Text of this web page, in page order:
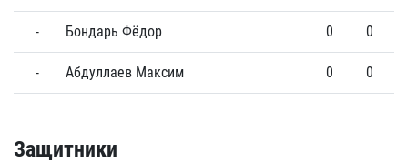
- Бондарь Фёдор 0 0
- Абдуллаев Максим 0 0
Защитники